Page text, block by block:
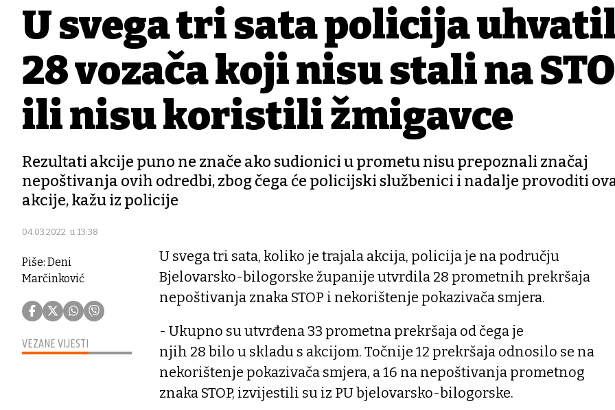
U svega tri sata policija
28 vozača koji nisu stali na
ili nisu koristili žmigavce
Rezultati akcije puno ne znače ako sudionici u prometu nisu prepoznali značaj
nepoštivanja ovih odredbi, zbog čega će policijski službenici i nadalje provoditi
akcije, kažu iz policije
04.03.2022. u 13:38
Piše: Deni
Marčinković
VEZANE VIJESTI
U svega tri sata, koliko je trajala akcija, policija je na području
Bjelovarsko-bilogorske županije utvrdila 28 prometnih prekršaja
nepoštivanja znaka STOP i nekorištenje pokazivača smjera.
- Ukupno su utvrđena 33 prometna prekršaja od čega je
njih 28 bilo u skladu s akcijom. Točnije 12 prekršaja odnosilo se na
nekorištenje pokazivača smjera, a 16 na nepoštivanja prometnog
znaka STOP, izvijestili su iz PU bjelovarsko-bilogorske.